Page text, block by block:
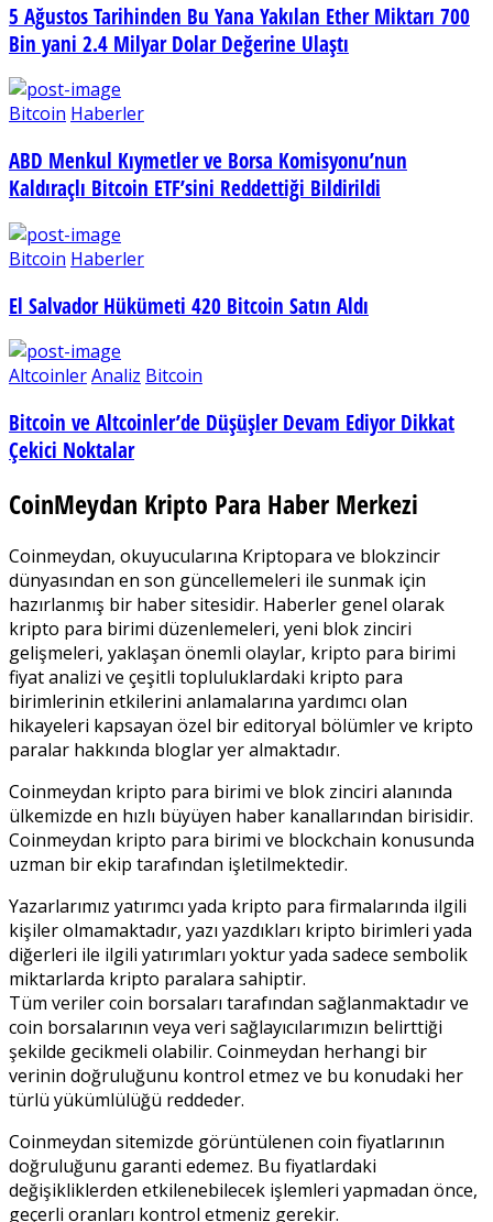
5 Ağustos Tarihinden Bu Yana Yakılan Ether Miktarı 700
Bin yani 2.4 Milyar Dolar Değerine Ulaştı
Bitcoin Haberler
ABD Menkul Kıymetler ve Borsa Komisyonu’nun
Kaldıraçlı Bitcoin ETF’sini Reddettiği Bildirildi
Bitcoin Haberler
El Salvador Hükümeti 420 Bitcoin Satın Aldı
AltcoinlerAnaliz Bitcoin
Bitcoin ve Altcoinler’de Düşüşler Devam Ediyor Dikkat
Çekici Noktalar
CoinMeydan Kripto Para Haber Merkezi
Coinmeydan, okuyucularına Kriptopara ve blokzincir
dünyasından en son güncellemeleri ile sunmak için
hazırlanmış bir haber sitesidir. Haberler genel olarak
kripto para birimi düzenlemeleri, yeni blok zinciri
gelişmeleri, yaklaşan önemli olaylar, kripto para birimi
fiyat analizi ve çeşitli topluluklardaki kripto para
birimlerinin etkilerini anlamalarına yardımcı olan
hikayeleri kapsayan özel bir editoryal bölümler ve kripto
paralar hakkında bloglar yer almaktadır.
Coinmeydan kripto para birimi ve blok zinciri alanında
ülkemizde en hızlı büyüyen haber kanallarından birisidir.
Coinmeydan kripto para birimi ve blockchain konusunda
uzman bir ekip tarafından işletilmektedir.
Yazarlarımız yatırımcı yada kripto para firmalarında ilgili
kişiler olmamaktadır, yazı yazdıkları kripto birimleri yada
diğerleri ile ilgili yatırımları yoktur yada sadece sembolik
miktarlarda kripto paralara sahiptir.
Tüm veriler coin borsaları tarafından sağlanmaktadır ve
coin borsalarının veya veri sağlayıcılarımızın belirttiği
şekilde gecikmeli olabilir. Coinmeydan herhangi bir
verinin doğruluğunu kontrol etmez ve bu konudaki her
türlü yükümlülüğü reddeder.
Coinmeydan sitemizde görüntülenen coin fiyatlarının
doğruluğunu garanti edemez. Bu fiyatlardaki
değişikliklerden etkilenebilecek işlemleri yapmadan önce,
geçerli oranları kontrol etmeniz gerekir.